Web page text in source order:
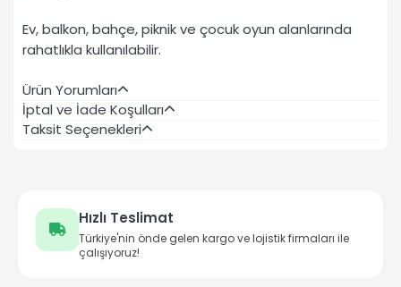
Ev, balkon, bahçe, piknik ve çocuk oyun alanlarında
rahatlıkla kullanılabilir.
Ürün Yorumları
İptal ve İade Koşulları
Taksit Seçenekleri
Hızlı Teslimat
Türkiye'nin önde gelen kargo ve lojistik firmaları ile
çalışıyoruz!